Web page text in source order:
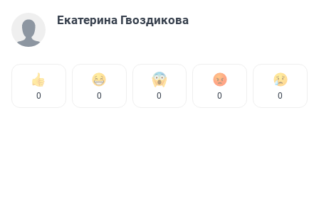
Екатерина Гвоздикова
0 0 0 0 0